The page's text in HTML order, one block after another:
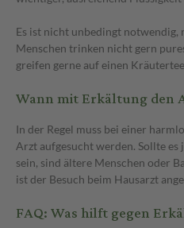
Es ist nicht unbedingt notwendig,
Menschen trinken nicht gern
greifen gerne auf einen
Wann mit Erkältung den
In der Regel muss bei einer
Arzt aufgesucht werden. Sollte
sein, sind ältere Menschen oder
ist der Besuch beim Hausarzt
FAQ: Was hilft gegen